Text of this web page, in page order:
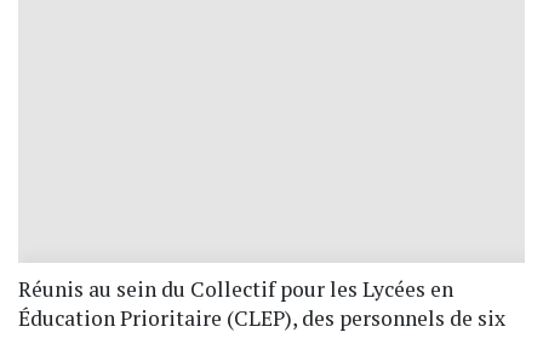
Réunis au sein du Collectif pour les Lycées en
Éducation Prioritaire (CLEP), des personnels de six